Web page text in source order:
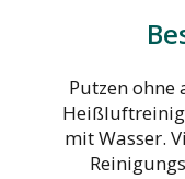
Putzen ohne
mit Wasser.